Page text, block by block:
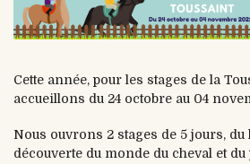
Cette année, pour les stages de la
accueillons du 24 octobre au 04
Nous ouvrons 2 stages de 5 jours,
découverte du monde du cheval et du